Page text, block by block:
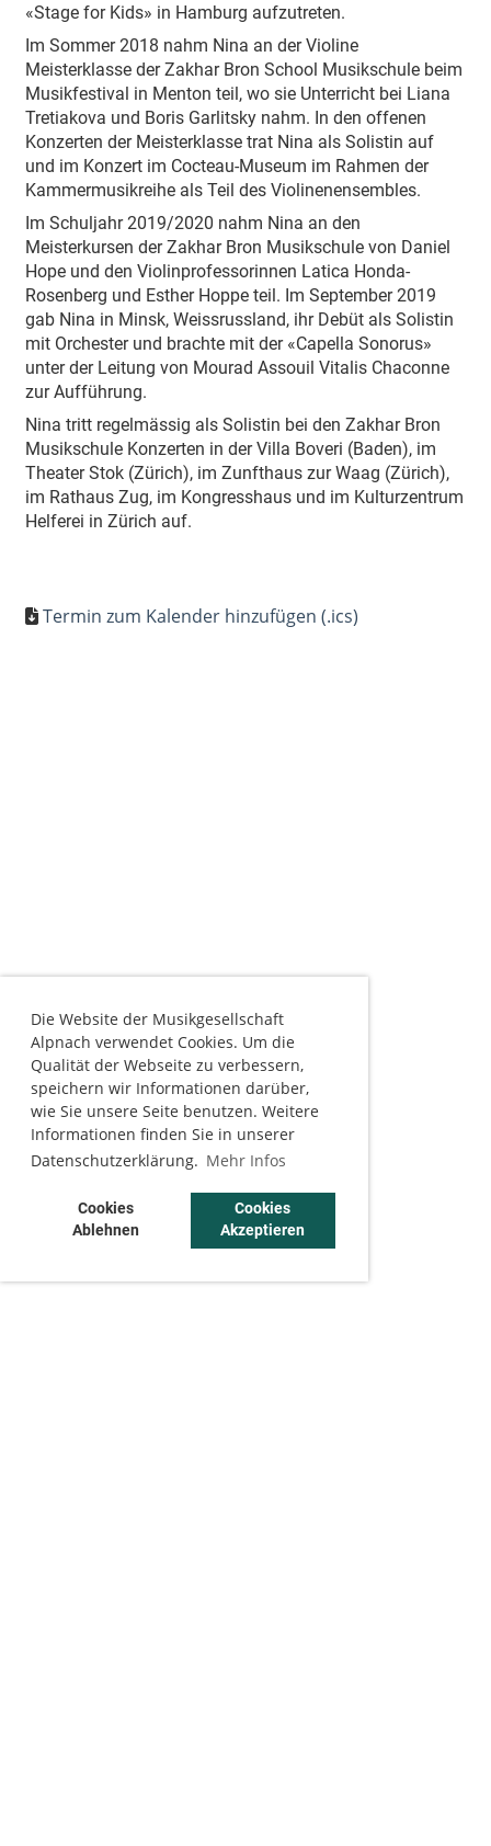
Die Website der Musikgesellschaft
Alpnach verwendet Cookies. Um die
Qualität der Webseite zu verbessern,
speichern wir Informationen darüber,
wie Sie unsere Seite benutzen. Weitere
Informationen finden Sie in unserer
Datenschutzerklärung. Mehr Infos
Cookies
Ablehnen
Cookies
Akzeptieren
«Stage for Kids» in Hamburg aufzutreten.
Im Sommer 2018 nahm Nina an der Violine
Meisterklasse der Zakhar Bron School Musikschule beim
Musikfestival in Menton teil, wo sie Unterricht bei Liana
Tretiakova und Boris Garlitsky nahm. In den offenen
Konzerten der Meisterklasse trat Nina als Solistin auf
und im Konzert im Cocteau-Museum im Rahmen der
Kammermusikreihe als Teil des Violinenensembles.
Im Schuljahr 2019/2020 nahm Nina an den
Meisterkursen der Zakhar Bron Musikschule von Daniel
Hope und den Violinprofessorinnen Latica Honda-
Rosenberg und Esther Hoppe teil. Im September 2019
gab Nina in Minsk, Weissrussland, ihr Debüt als Solistin
mit Orchester und brachte mit der «Capella Sonorus»
unter der Leitung von Mourad Assouil Vitalis Chaconne
zur Aufführung.
Nina tritt regelmässig als Solistin bei den Zakhar Bron
Musikschule Konzerten in der Villa Boveri (Baden), im
Theater Stok (Zürich), im Zunfthaus zur Waag (Zürich),
im Rathaus Zug, im Kongresshaus und im Kulturzentrum
Helferei in Zürich auf.
Termin zum Kalender hinzufügen (.ics)